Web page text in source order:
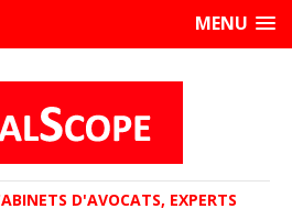
MENU
D'AVOCATS, EXPERTS